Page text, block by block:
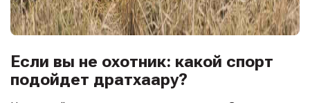
Если вы не охотник: какой спорт
подойдет дратхаару?